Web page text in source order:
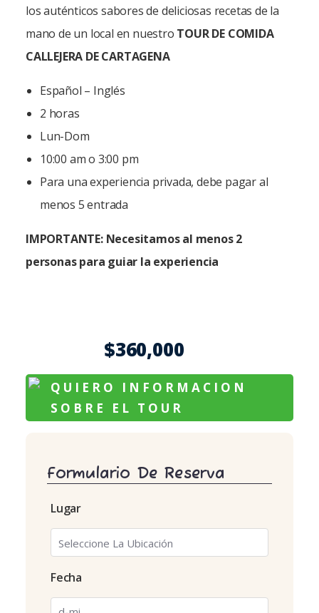
los auténticos sabores de deliciosas recetas de la
mano de un local en nuestro TOUR DE COMIDA
CALLEJERA DE CARTAGENA
Español – Inglés
2 horas
Lun-Dom
10:00 am o 3:00 pm
Para una experiencia privada, debe pagar al
menos 5 entrada
IMPORTANTE: Necesitamos al menos 2
personas para guiar la experiencia
$360,000
QUIERO INFORMACION
SOBRE EL TOUR
Formulario De Reserva
Lugar
Fecha